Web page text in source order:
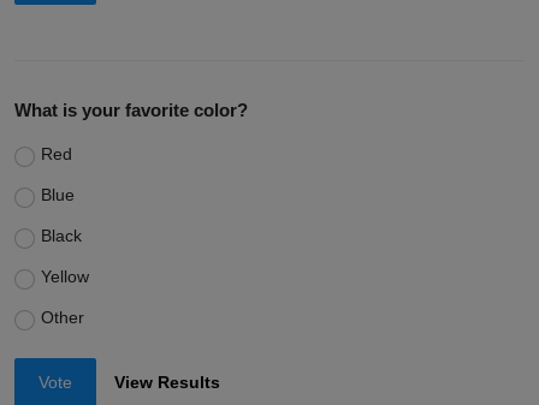
What is your favorite color?
Red
Blue
Black
Yellow
Other
Vote View Results